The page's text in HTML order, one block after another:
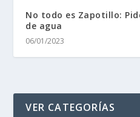
No todo es Zapotillo:
de agua
06/01/2023
VER CATEGORÍAS